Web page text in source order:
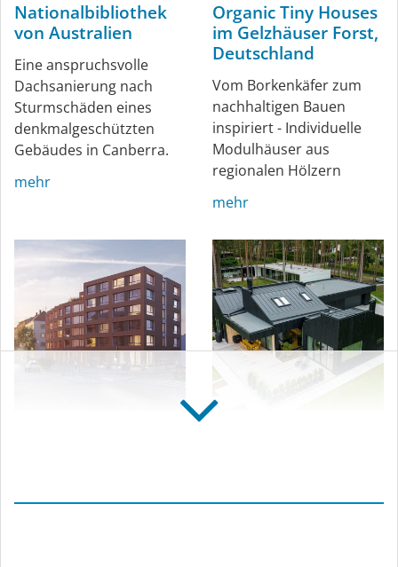
Nationalbibliothek
von Australien
Eine anspruchsvolle
Dachsanierung nach
Sturmschäden eines
denkmalgeschützten
Gebäudes in Canberra.
mehr
Organic Tiny Houses
im Gelzhäuser Forst,
Deutschland
Vom Borkenkäfer zum
nachhaltigen Bauen
inspiriert - Individuelle
Modulhäuser aus
regionalen Hölzern
mehr
Eine Vorstadtresidenz,